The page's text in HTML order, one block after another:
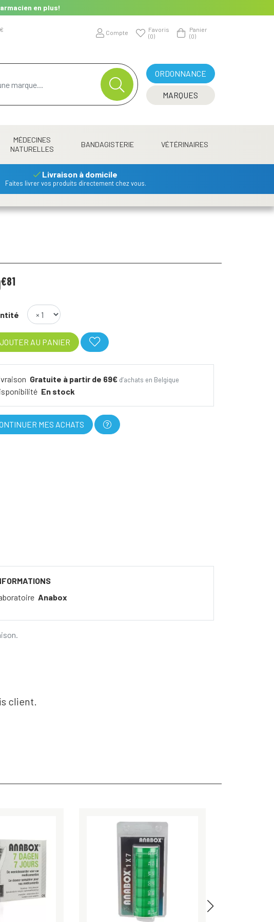
en plus!
Compte
Favoris
(0)
Panier
(0)
ORDONNANCE
MARQUES
MÉDECINES
NATURELLES
BANDAGISTERIE VÉTÉRINAIRES
Livraison à domicile
Faites livrer vos produits directement chez vous.
€81
AU PANIER
Gratuite à partir de 69€ d’achats en Belgique
En stock
MES ACHATS
Anabox
client.